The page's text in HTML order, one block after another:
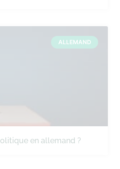
ALLEMAND
en allemand ?